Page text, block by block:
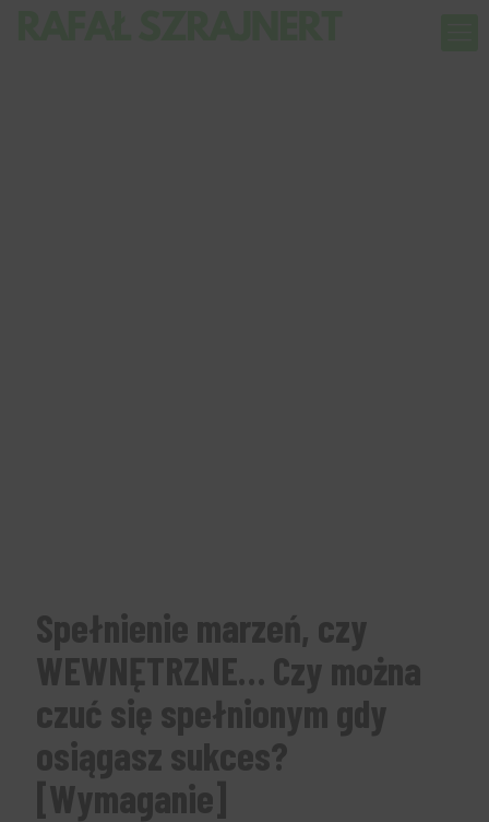
Spełnienie marzeń, czy
WEWNĘTRZNE… Czy można
czuć się spełnionym gdy
osiągasz sukces?
[Wymaganie]